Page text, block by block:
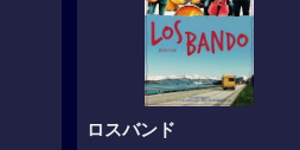
ロスバンド